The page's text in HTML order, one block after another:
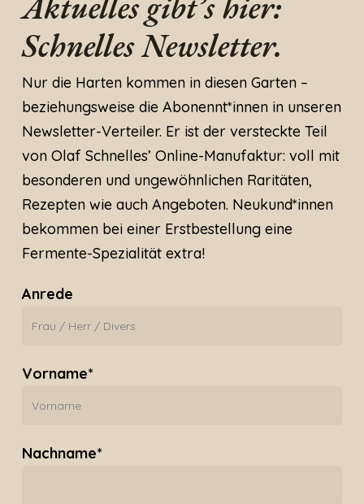
Schnelles Newsletter.
Nur die Harten kommen in diesen Garten –
beziehungsweise die Abonennt*innen in unseren
Newsletter-Verteiler. Er ist der versteckte Teil
von Olaf Schnelles’ Online-Manufaktur: voll mit
besonderen und ungewöhnlichen Raritäten,
Rezepten wie auch Angeboten. Neukund*innen
bekommen bei einer Erstbestellung eine
Fermente-Spezialität extra!
Anrede
Vorname*
Nachname*